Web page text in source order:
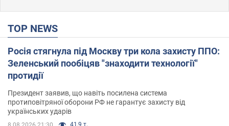
TOP NEWS
Росія стягнула під Москву три кола захисту ППО:
Зеленський пообіцяв "знаходити технології"
протидії
Президент заявив, що навіть посилена система
протиповітряної оборони РФ не гарантує захисту від
українських ударів